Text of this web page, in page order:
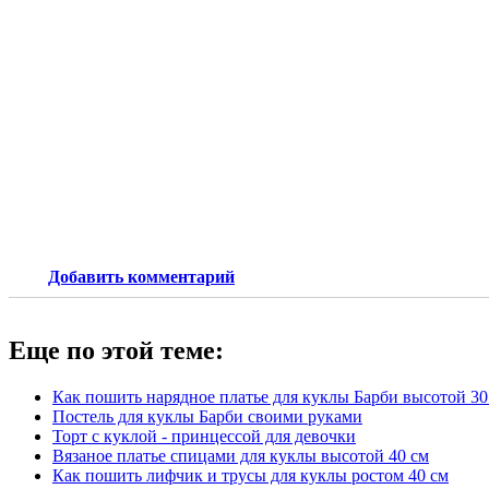
Добавить комментарий
Еще по этой теме:
Как пошить нарядное платье для куклы Барби высотой
Постель для куклы Барби своими руками
Торт с куклой - принцессой для девочки
Вязаное платье спицами для куклы высотой 40 см
Как пошить лифчик и трусы для куклы ростом 40 см